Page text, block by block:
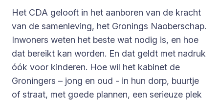
Het CDA gelooft in het aanboren van de kracht
van de samenleving, het Gronings Naoberschap.
Inwoners weten het beste wat nodig is, en hoe
dat bereikt kan worden. En dat geldt met nadruk
óók voor kinderen. Hoe wil het kabinet de
Groningers – jong en oud - in hun dorp, buurtje
of straat, met goede plannen, een serieuze plek